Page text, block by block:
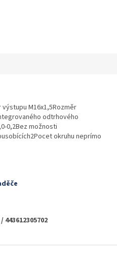
M16x1,5Rozměr
odtrhového
0,2Bez možnosti
okruhu neprímo
443612305702